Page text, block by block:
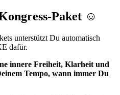
Paket ☺️
unterstützt Du automatisch
dafür.
innere Freiheit, Klarheit und
Tempo, wann immer Du